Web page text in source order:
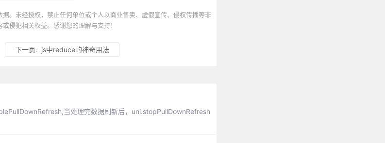
。未经授权，禁止任何单位或个人以商业售卖、虚假宣传、侵权传播等非
侵犯相关权益。感谢您的理解与支持！
下一页: js中reduce的神奇用法
当处理完数据刷新后，uni.stopPullDownRefresh